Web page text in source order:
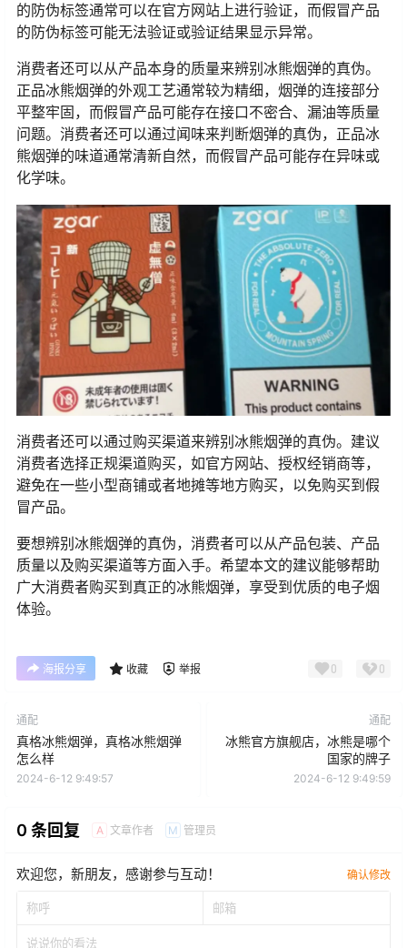
的防伪标签通常可以在官方网站上进行验证，而假冒产品
的防伪标签可能无法验证或验证结果显示异常。
消费者还可以从产品本身的质量来辨别冰熊烟弹的真伪。
正品冰熊烟弹的外观工艺通常较为精细，烟弹的连接部分
平整牢固，而假冒产品可能存在接口不密合、漏油等质量
问题。消费者还可以通过闻味来判断烟弹的真伪，正品冰
熊烟弹的味道通常清新自然，而假冒产品可能存在异味或
化学味。
消费者还可以通过购买渠道来辨别冰熊烟弹的真伪。建议
消费者选择正规渠道购买，如官方网站、授权经销商等，
避免在一些小型商铺或者地摊等地方购买，以免购买到假
冒产品。
要想辨别冰熊烟弹的真伪，消费者可以从产品包装、产品
质量以及购买渠道等方面入手。希望本文的建议能够帮助
广大消费者购买到真正的冰熊烟弹，享受到优质的电子烟
体验。
海报分享 收藏 举报 0 0
通配
真格冰熊烟弹，真格冰熊烟弹
怎么样
2024-6-12 9:49:57
通配
冰熊官方旗舰店，冰熊是哪个
国家的牌子
2024-6-12 9:49:59
0 条回复 A 文章作者 M 管理员
欢迎您，新朋友，感谢参与互动！ 确认修改